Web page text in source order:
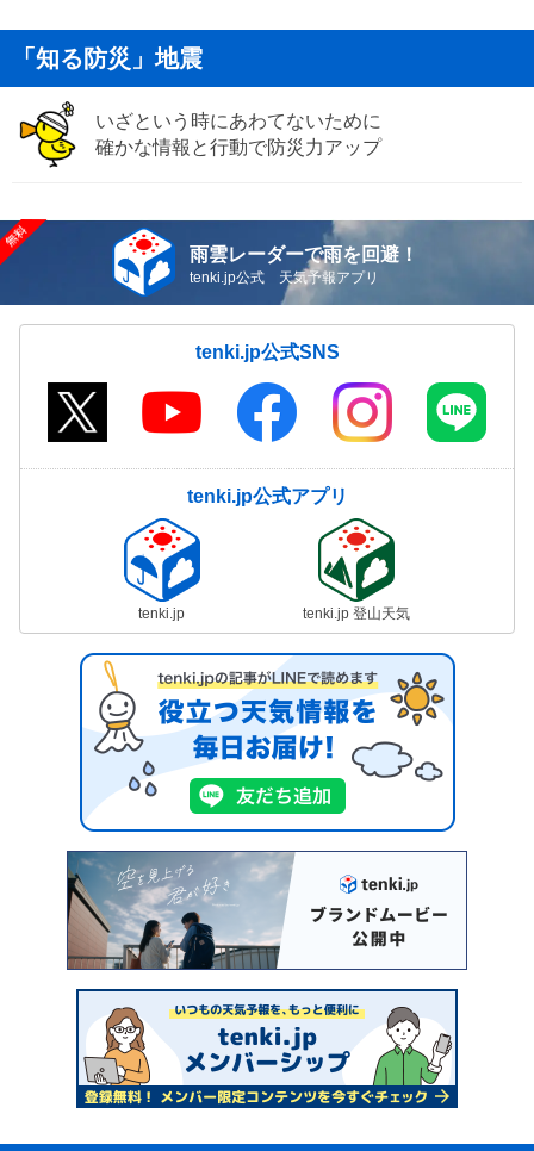
「知る防災」地震
いざという時にあわてないために
確かな情報と行動で防災力アップ
雨雲レーダーで雨を回避！
tenki.jp公式 天気予報アプリ
tenki.jp公式SNS
tenki.jp公式アプリ
tenki.jp tenki.jp 登山天気